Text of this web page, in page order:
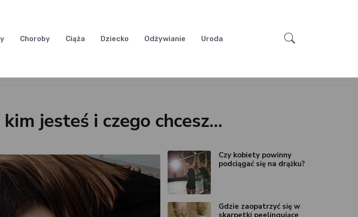
Choroby Ciąża Dziecko Odżywianie Uroda
jesteś i czego chcesz…
Czy kobiety powinny
podciągać się na drążku?
Gdzie zaopatrzyć się w
skarpetki peelingujące